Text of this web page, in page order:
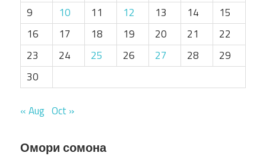
9
10 11 12 13 14
15
16
17 18 19 20 21
22
23
24 25 26 27 28
29
30
« Aug Oct »
Омори сомона